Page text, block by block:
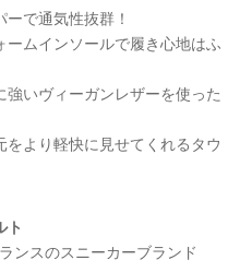
で通気性抜群！
ームインソールで履き心地はふ
いヴィーガンレザーを使った
より軽快に見せてくれるタウ
ト
ンスのスニーカーブランド